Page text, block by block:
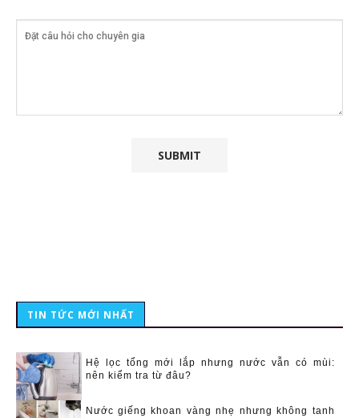
TIN TỨC MỚI NHẤT
Hệ lọc tổng mới lắp nhưng nước vẫn có mùi:
nên kiểm tra từ đâu?
Nước giếng khoan vàng nhẹ nhưng không tanh